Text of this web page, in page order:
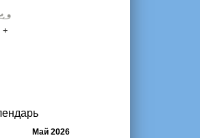
+
Май 2026